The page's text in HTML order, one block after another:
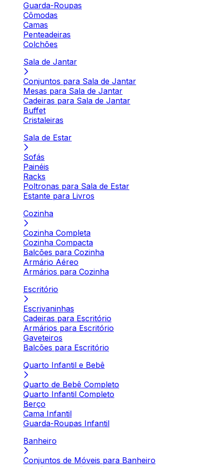
Guarda-Roupas
Cômodas
Camas
Penteadeiras
Colchões
Sala de Jantar
Conjuntos para Sala de Jantar
Mesas para Sala de Jantar
Cadeiras para Sala de Jantar
Buffet
Cristaleiras
Sala de Estar
Sofás
Painéis
Racks
Poltronas para Sala de Estar
Estante para Livros
Cozinha
Cozinha Completa
Cozinha Compacta
Balcões para Cozinha
Armário Aéreo
Armários para Cozinha
Escritório
Escrivaninhas
Cadeiras para Escritório
Armários para Escritório
Gaveteiros
Balcões para Escritório
Quarto Infantil e Bebê
Quarto de Bebê Completo
Quarto Infantil Completo
Berço
Cama Infantil
Guarda-Roupas Infantil
Banheiro
Conjuntos de Móveis para Banheiro